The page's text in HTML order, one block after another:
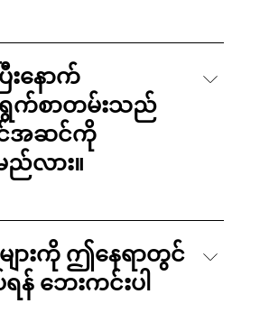
းနောက်
ရွက်စာတမ်းသည်
င်အဆင်ကို
လား။
ားကို ဤနေရာတွင်
ဘေးကင်းပါ